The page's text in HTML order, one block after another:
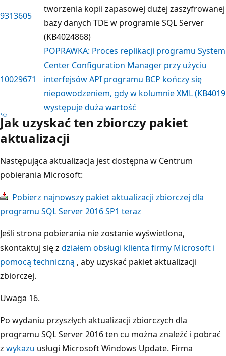
9313605
tworzenia kopii zapasowej dużej zaszyfrowanej
bazy danych TDE w programie SQL Server
(KB4024868)
10029671
POPRAWKA: Proces replikacji programu System
Center Configuration Manager przy użyciu
interfejsów API programu BCP kończy się
niepowodzeniem, gdy w kolumnie XML
występuje duża wartość
Jak uzyskać ten zbiorczy pakiet
aktualizacji
Następująca aktualizacja jest dostępna w Centrum
pobierania Microsoft:
Pobierz najnowszy pakiet aktualizacji zbiorczej dla
programu SQL Server 2016 SP1 teraz
Jeśli strona pobierania nie zostanie wyświetlona,
skontaktuj się z działem obsługi klienta firmy Microsoft i
pomocą techniczną , aby uzyskać pakiet aktualizacji
zbiorczej.
Uwaga 16.
Po wydaniu przyszłych aktualizacji zbiorczych dla
programu SQL Server 2016 ten cu można znaleźć i pobrać
z wykazu usługi Microsoft Windows Update. Firma